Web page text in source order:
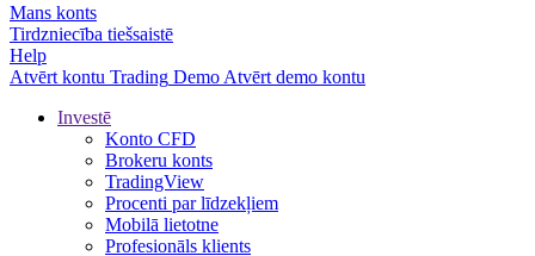
Mans konts
Tirdzniecība tiešsaistē
Help
Atvērt kontu Trading Demo Atvērt demo kontu
Investē
Konto CFD
Brokeru konts
TradingView
Procenti par līdzekļiem
Mobilā lietotne
Profesionāls klients